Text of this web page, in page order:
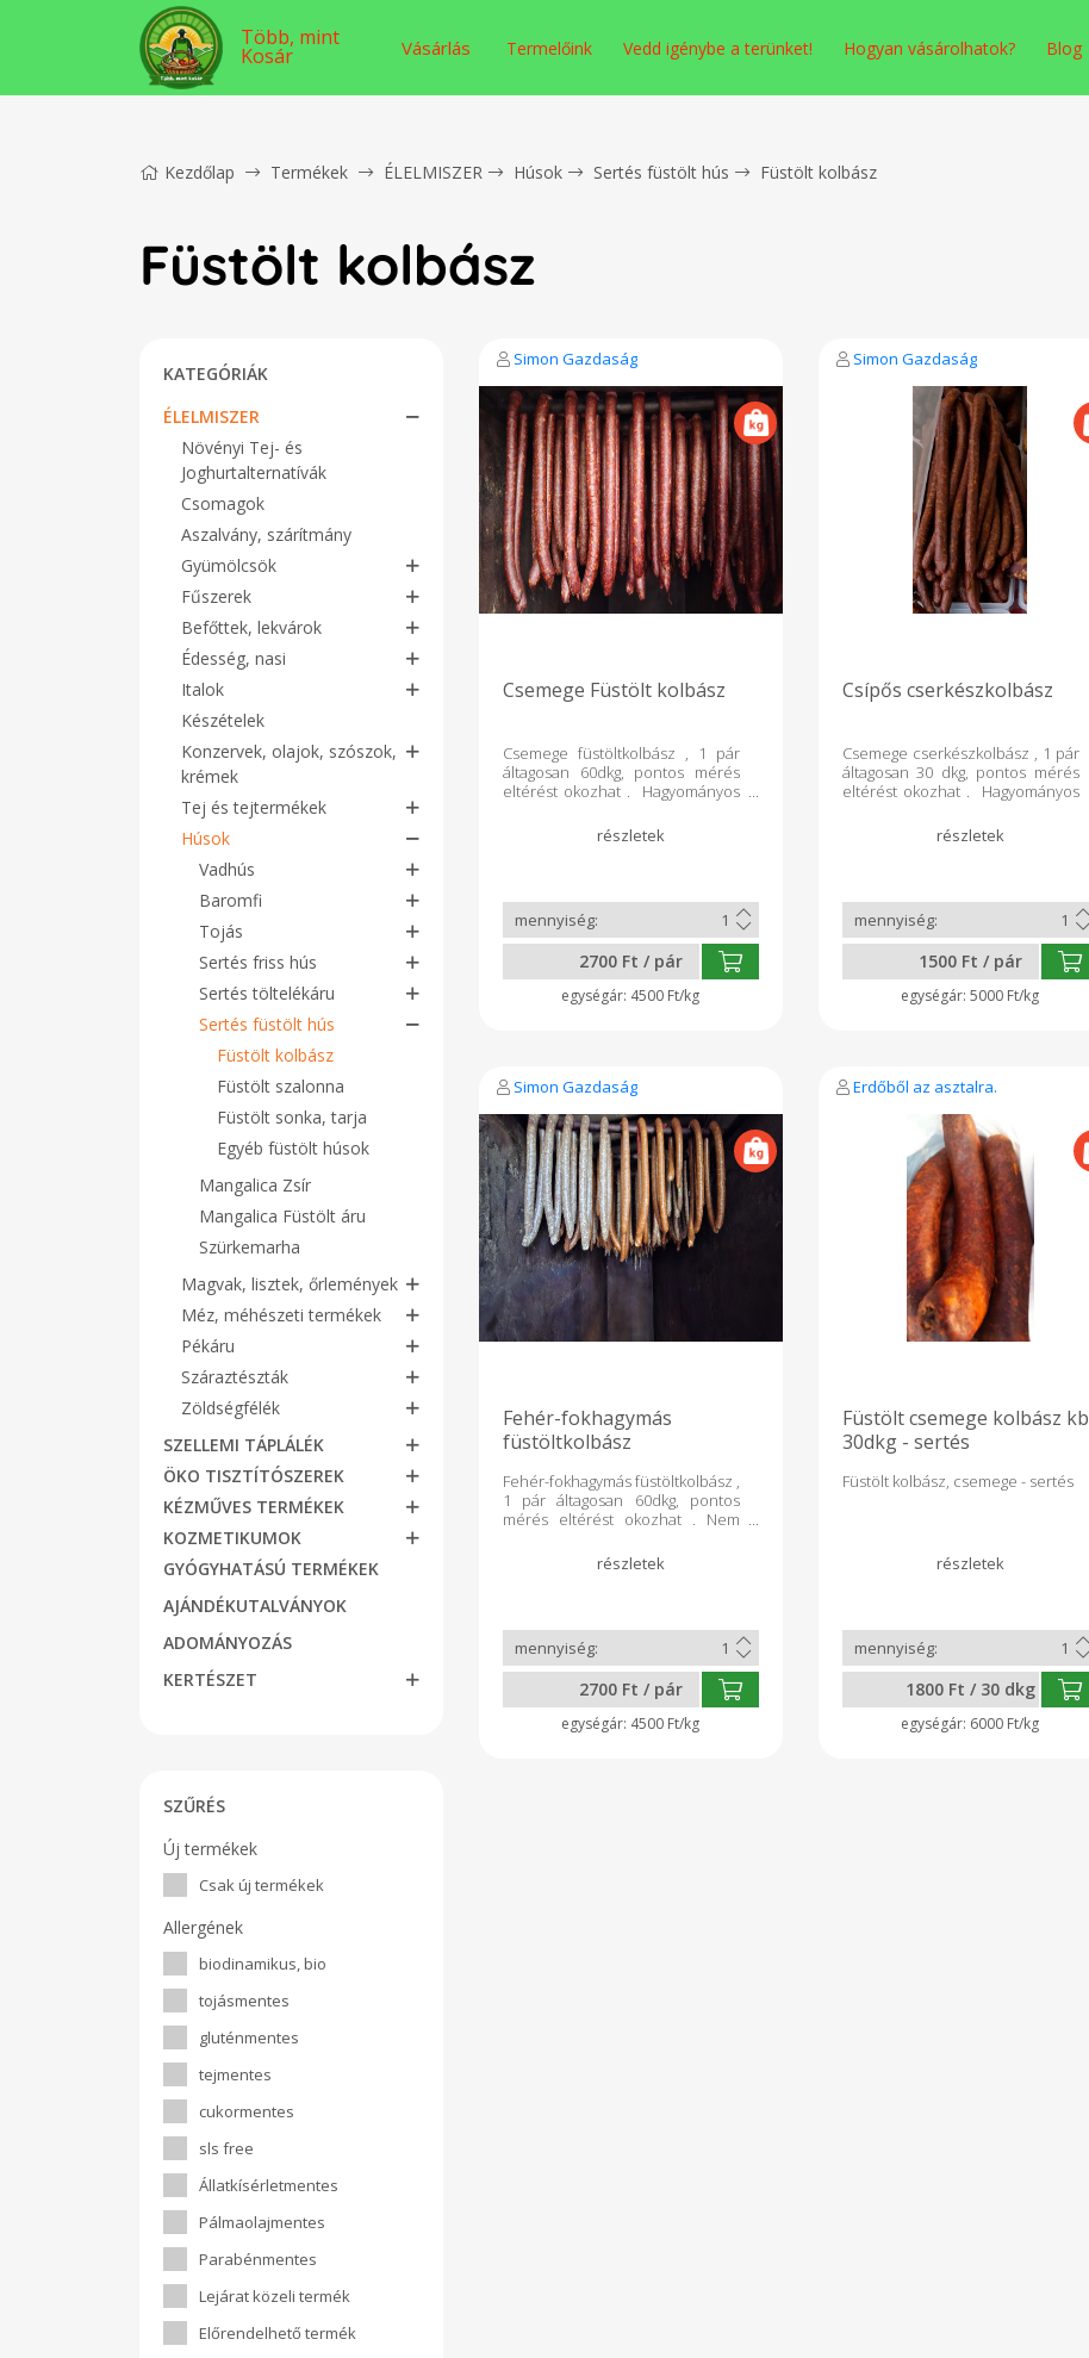
Több, mint
Kosár Vásárlás Termelőink Vedd igénybe a terünket! Hogyan vásárolhatok? Blog
Kezdőlap Termékek ÉLELMISZER Húsok Sertés füstölt hús Füstölt kolbász
Füstölt kolbász
KATEGÓRIÁK
ÉLELMISZER
Növényi Tej- és
Joghurtalternatívák
Csomagok
Aszalvány, szárítmány
Gyümölcsök
Fűszerek
Befőttek, lekvárok
Édesség, nasi
Italok
Készételek
Konzervek, olajok, szószok,
krémek
Tej és tejtermékek
Húsok
Vadhús
Baromfi
Tojás
Sertés friss hús
Sertés töltelékáru
Sertés füstölt hús
Füstölt kolbász
Füstölt szalonna
Füstölt sonka, tarja
Egyéb füstölt húsok
Mangalica Zsír
Mangalica Füstölt áru
Szürkemarha
Magvak, lisztek, őrlemények
Méz, méhészeti termékek
Pékáru
Száraztészták
Zöldségfélék
SZELLEMI TÁPLÁLÉK
ÖKO TISZTÍTÓSZEREK
KÉZMŰVES TERMÉKEK
KOZMETIKUMOK
GYÓGYHATÁSÚ TERMÉKEK
AJÁNDÉKUTALVÁNYOK
ADOMÁNYOZÁS
KERTÉSZET
SZŰRÉS
Új termékek
Csak új termékek
Allergének
biodinamikus, bio
tojásmentes
gluténmentes
tejmentes
cukormentes
sls free
Állatkísérletmentes
Pálmaolajmentes
Parabénmentes
Lejárat közeli termék
Előrendelhető termék
Simon Gazdaság
Csemege Füstölt kolbász
Csemege füstöltkolbász , 1 pár
áltagosan 60dkg, pontos mérés
eltérést okozhat . Hagyományos
tartósítószer nélkül készült
2700 Ft / pár
4500 Ft/kg
Simon Gazdaság
Csípős cserkészkolbász
Csemege cserkészkolbász , 1 pár
áltagosan 30 dkg, pontos mérés
eltérést okozhat . Hagyományos
tartósítószer nélkül készült
1500 Ft / pár
5000 Ft/kg
Simon Gazdaság
Fehér-fokhagymás
füstöltkolbász
Fehér-fokhagymás füstöltkolbász ,
1 pár áltagosan 60dkg, pontos
mérés eltérést okozhat . Nem
fokhagymából dupla mennyiséget
termék.
2700 Ft / pár
4500 Ft/kg
Erdőből az asztalra.
Füstölt csemege kolbász kb
30dkg - sertés
Füstölt kolbász, csemege - sertés
1800 Ft / 30 dkg
6000 Ft/kg